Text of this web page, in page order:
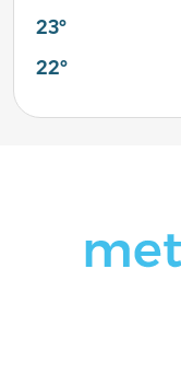
23°
22°